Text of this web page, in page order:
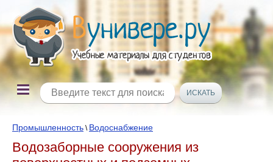
Промышленность \ Водоснабжение
Водозаборные сооружения из